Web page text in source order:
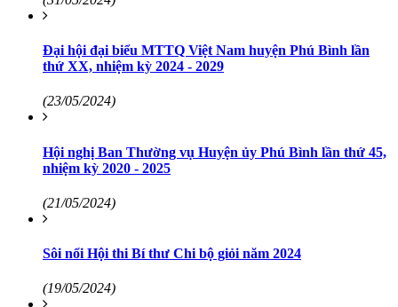
Đại hội đại biểu MTTQ Việt Nam huyện Phú Bình lần
thứ XX, nhiệm kỳ 2024 - 2029
(23/05/2024)
Hội nghị Ban Thường vụ Huyện ủy Phú Bình lần thứ 45,
nhiệm kỳ 2020 - 2025
(21/05/2024)
Sôi nổi Hội thi Bí thư Chi bộ giỏi năm 2024
(19/05/2024)